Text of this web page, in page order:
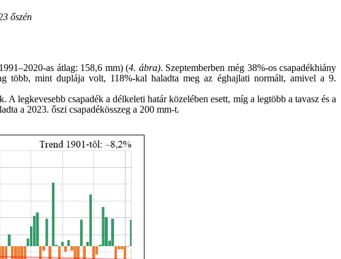
őszén
as átlag: 158,6 mm) (4. ábra). Szeptemberben még 38%-os csapadékhiány
több, mint duplája volt, 118%-kal haladta meg az éghajlati normált, amivel a 9.
legkevesebb csapadék a délkeleti határ közelében esett, míg a legtöbb a tavasz és a
a 2023. őszi csapadékösszeg a 200 mm-t.